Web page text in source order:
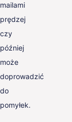
mailami
prędzej
czy
później
może
doprowadzić
do
pomyłek.